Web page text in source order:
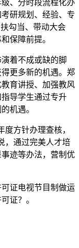
、分时段流程化办
研规划、经验、专
勾当、带动大会
保障前提。
着不成或缺的脚
更多新的机遇。郑
育讲授、加强教风
导学生通过专升
机遇。
方针办理查核，
，通过完美人才培
迹等办法，营制优
证电视节目制做运
证？。